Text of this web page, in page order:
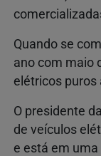
Quando se
ano com maio
elétricos puros
O presidente da
de veículos
e está em uma